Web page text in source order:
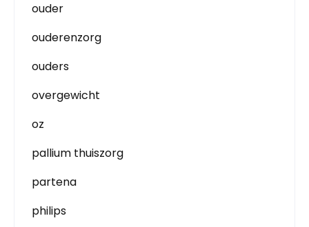
ouder
ouderenzorg
ouders
overgewicht
oz
pallium thuiszorg
partena
philips